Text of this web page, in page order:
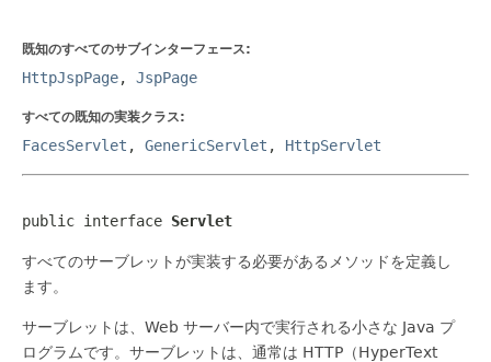
既知のすべてのサブインターフェース:
HttpJspPage, JspPage
すべての既知の実装クラス:
FacesServlet , GenericServlet , HttpServlet
public interface Servlet
すべてのサーブレットが実装する必要があるメソッドを定義し
ます。
サーブレットは、Web サーバー内で実行される小さな Java プ
ログラムです。サーブレットは、通常は HTTP（HyperText